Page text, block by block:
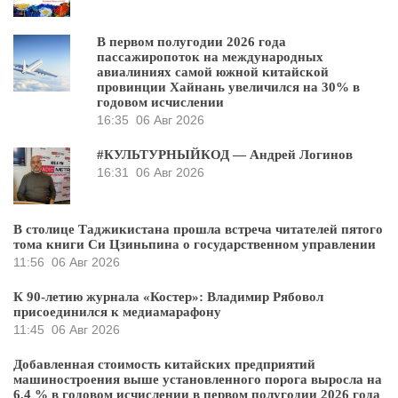
В первом полугодии 2026 года
пассажиропоток на международных
авиалиниях самой южной китайской
провинции Хайнань увеличился на 30% в
годовом исчислении
16:35 06 Авг 2026
#КУЛЬТУРНЫЙКОД — Андрей Логинов
16:31
06 Авг 2026
В столице Таджикистана прошла встреча читателей пятого
тома книги Си Цзиньпина о государственном управлении
11:56 06 Авг 2026
К 90-летию журнала «Костер»: Владимир Рябовол
присоединился к медиамарафону
11:45 06 Авг 2026
Добавленная стоимость китайских предприятий
машиностроения выше установленного порога выросла на
6,4 % в годовом исчислении в первом полугодии 2026 года